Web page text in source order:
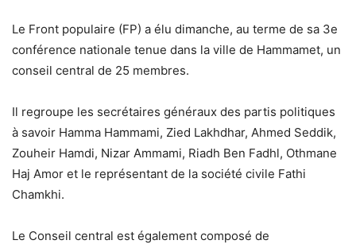
Le Front populaire (FP) a élu dimanche, au terme de sa 3e
conférence nationale tenue dans la ville de Hammamet, un
conseil central de 25 membres.
Il regroupe les secrétaires généraux des partis politiques
à savoir Hamma Hammami, Zied Lakhdhar, Ahmed Seddik,
Zouheir Hamdi, Nizar Ammami, Riadh Ben Fadhl, Othmane
Haj Amor et le représentant de la société civile Fathi
Chamkhi.
Le Conseil central est également composé de